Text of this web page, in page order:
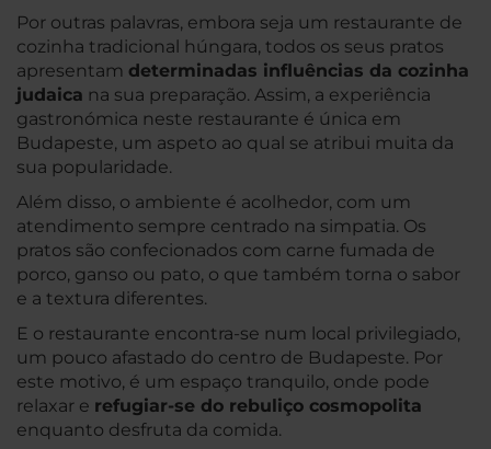
Por outras palavras, embora seja um restaurante de
cozinha tradicional húngara, todos os seus pratos
apresentam determinadas influências da cozinha
judaica na sua preparação. Assim, a experiência
gastronómica neste restaurante é única em
Budapeste, um aspeto ao qual se atribui muita da
sua popularidade.
Além disso, o ambiente é acolhedor, com um
atendimento sempre centrado na simpatia. Os
pratos são confecionados com carne fumada de
porco, ganso ou pato, o que também torna o sabor
e a textura diferentes.
E o restaurante encontra-se num local privilegiado,
um pouco afastado do centro de Budapeste. Por
este motivo, é um espaço tranquilo, onde pode
relaxar e refugiar-se do rebuliço cosmopolita
enquanto desfruta da comida.